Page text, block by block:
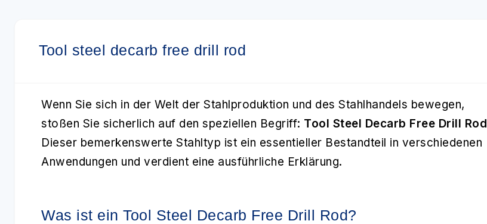
Tool steel decarb free drill rod
Wenn Sie sich in der Welt der Stahlproduktion und des Stahlhandels bewegen,
stoßen Sie sicherlich auf den speziellen Begriff: Tool Steel Decarb Free Drill Rod
Dieser bemerkenswerte Stahltyp ist ein essentieller Bestandteil in verschiedenen
Anwendungen und verdient eine ausführliche Erklärung.
Was ist ein Tool Steel Decarb Free Drill Rod?